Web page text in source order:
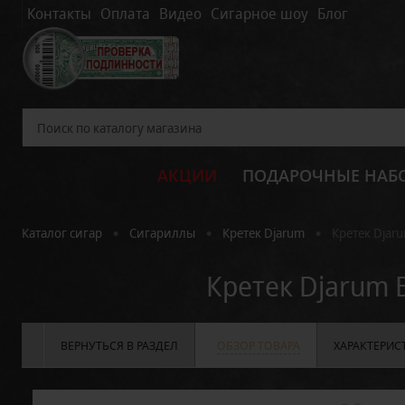
Контакты Оплата Видео Сигарное шоу Блог
АКЦИИ ПОДАРОЧНЫЕ
Каталог сигар Сигариллы Кретек Djarum Кретек
Кретек Djarum
ВЕРНУТЬСЯ В РАЗДЕЛ ОБЗОР ТОВАРА